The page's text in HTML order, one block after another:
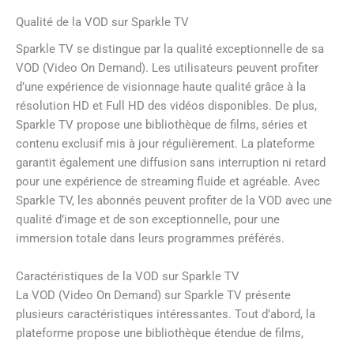
Qualité de la VOD sur Sparkle TV
Sparkle TV se distingue par la qualité exceptionnelle de sa
VOD (Video On Demand). Les utilisateurs peuvent profiter
d’une expérience de visionnage haute qualité grâce à la
résolution HD et Full HD des vidéos disponibles. De plus,
Sparkle TV propose une bibliothèque de films, séries et
contenu exclusif mis à jour régulièrement. La plateforme
garantit également une diffusion sans interruption ni retard
pour une expérience de streaming fluide et agréable. Avec
Sparkle TV, les abonnés peuvent profiter de la VOD avec une
qualité d’image et de son exceptionnelle, pour une
immersion totale dans leurs programmes préférés.
Caractéristiques de la VOD sur Sparkle TV
La VOD (Video On Demand) sur Sparkle TV présente
plusieurs caractéristiques intéressantes. Tout d’abord, la
plateforme propose une bibliothèque étendue de films,